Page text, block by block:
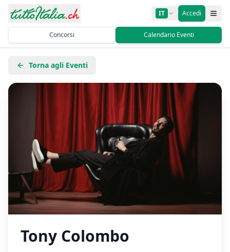
IT Accedi
Concorsi Calendario Eventi
Torna agli Eventi
Tony Colombo